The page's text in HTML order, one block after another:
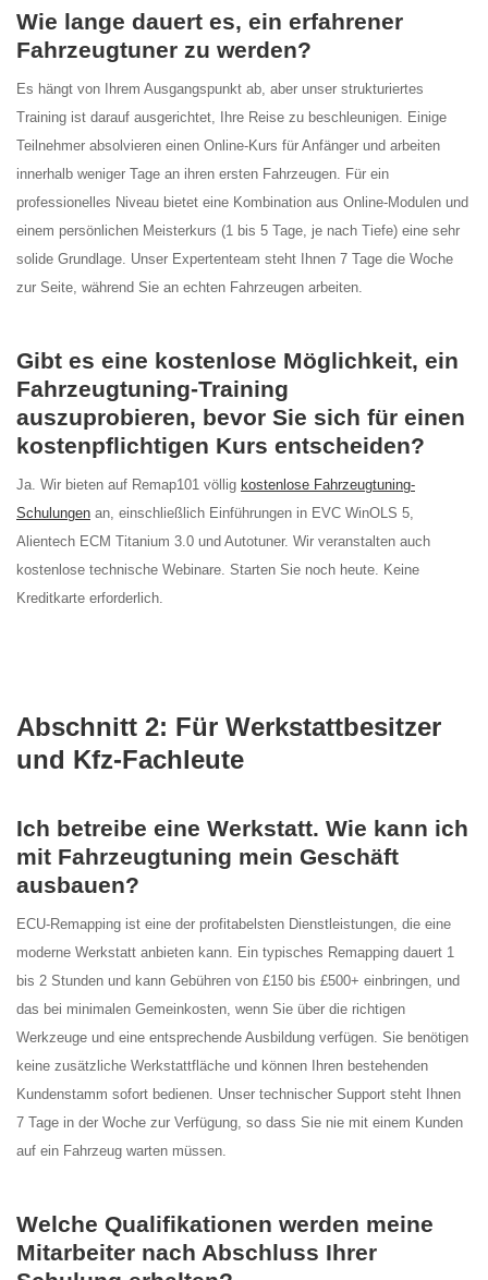
Wie lange dauert es, ein erfahrener
Fahrzeugtuner zu werden?
Es hängt von Ihrem Ausgangspunkt ab, aber unser strukturiertes
Training ist darauf ausgerichtet, Ihre Reise zu beschleunigen. Einige
Teilnehmer absolvieren einen Online-Kurs für Anfänger und arbeiten
innerhalb weniger Tage an ihren ersten Fahrzeugen. Für ein
professionelles Niveau bietet eine Kombination aus Online-Modulen und
einem persönlichen Meisterkurs (1 bis 5 Tage, je nach Tiefe) eine sehr
solide Grundlage. Unser Expertenteam steht Ihnen 7 Tage die Woche
zur Seite, während Sie an echten Fahrzeugen arbeiten.
Gibt es eine kostenlose Möglichkeit, ein
Fahrzeugtuning-Training
auszuprobieren, bevor Sie sich für einen
kostenpflichtigen Kurs entscheiden?
Ja. Wir bieten auf Remap101 völlig kostenlose Fahrzeugtuning-
Schulungen an, einschließlich Einführungen in EVC WinOLS 5,
Alientech ECM Titanium 3.0 und Autotuner. Wir veranstalten auch
kostenlose technische Webinare. Starten Sie noch heute. Keine
Kreditkarte erforderlich.
Abschnitt 2: Für Werkstattbesitzer
und Kfz-Fachleute
Ich betreibe eine Werkstatt. Wie kann ich
mit Fahrzeugtuning mein Geschäft
ausbauen?
ECU-Remapping ist eine der profitabelsten Dienstleistungen, die eine
moderne Werkstatt anbieten kann. Ein typisches Remapping dauert 1
bis 2 Stunden und kann Gebühren von £150 bis £500+ einbringen, und
das bei minimalen Gemeinkosten, wenn Sie über die richtigen
Werkzeuge und eine entsprechende Ausbildung verfügen. Sie benötigen
keine zusätzliche Werkstattfläche und können Ihren bestehenden
Kundenstamm sofort bedienen. Unser technischer Support steht Ihnen
7 Tage in der Woche zur Verfügung, so dass Sie nie mit einem Kunden
auf ein Fahrzeug warten müssen.
Welche Qualifikationen werden meine
Mitarbeiter nach Abschluss Ihrer